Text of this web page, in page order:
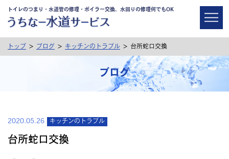
トイレのつまり・水道管の修理・ボイラー交換、水回りの修理何でもOK
トップ > ブログ > キッチンのトラブル > 台所蛇口交換
ブログ
2020.05.26 キッチンのトラブル
台所蛇口交換